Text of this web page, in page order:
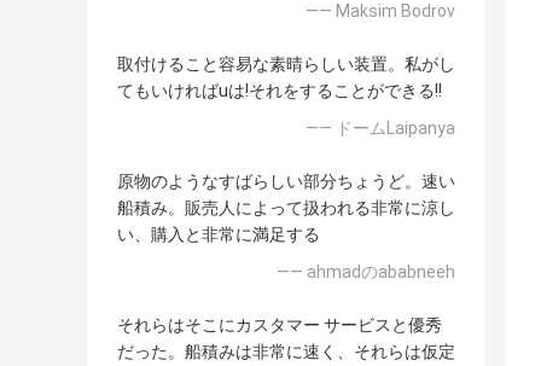
—— Maksim Bodrov
取付けること容易な素晴らしい装置。私がし
てもいければuは!それをすることができる!!
—— ドームLaipanya
原物のようなすばらしい部分ちょうど。速い
船積み。販売人によって扱われる非常に涼し
い、購入と非常に満足する
—— ahmadのababneeh
それらはそこにカスタマー サービスと優秀
だった。船積みは非常に速く、それらは仮定